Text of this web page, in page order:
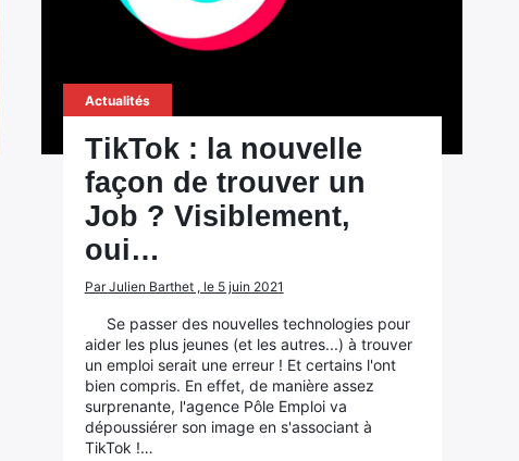
Actualités
TikTok : la nouvelle
façon de trouver un
Job ? Visiblement,
oui…
Par Julien Barthet , le 5 juin 2021
Se passer des nouvelles technologies pour
aider les plus jeunes (et les autres...) à trouver
un emploi serait une erreur ! Et certains l'ont
bien compris. En effet, de manière assez
surprenante, l'agence Pôle Emploi va
dépoussiérer son image en s'associant à
TikTok !…